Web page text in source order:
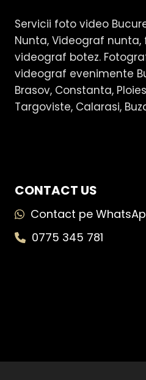
Servicii foto video
Nunta, Videograf
videograf botez.
videograf evenimente
Brasov, Constanta,
Targoviste, Calarasi,
CONTACT US
Contact pe
0775 345 781